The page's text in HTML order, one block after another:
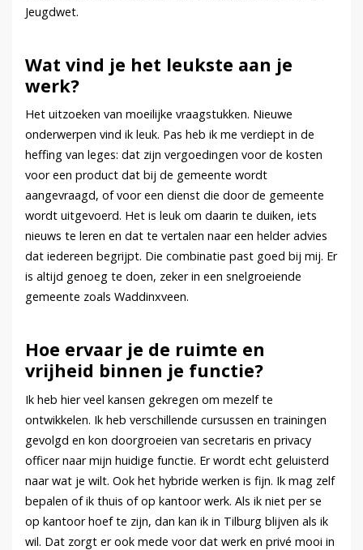
Jeugdwet.
Wat vind je het leukste aan je
werk?
Het uitzoeken van moeilijke vraagstukken. Nieuwe
onderwerpen vind ik leuk. Pas heb ik me verdiept in de
heffing van leges: dat zijn vergoedingen voor de kosten
voor een product dat bij de gemeente wordt
aangevraagd, of voor een dienst die door de gemeente
wordt uitgevoerd. Het is leuk om daarin te duiken, iets
nieuws te leren en dat te vertalen naar een helder advies
dat iedereen begrijpt. Die combinatie past goed bij mij. Er
is altijd genoeg te doen, zeker in een snelgroeiende
gemeente zoals Waddinxveen.
Hoe ervaar je de ruimte en
vrijheid binnen je functie?
Ik heb hier veel kansen gekregen om mezelf te
ontwikkelen. Ik heb verschillende cursussen en trainingen
gevolgd en kon doorgroeien van secretaris en privacy
officer naar mijn huidige functie. Er wordt echt geluisterd
naar wat je wilt. Ook het hybride werken is fijn. Ik mag zelf
bepalen of ik thuis of op kantoor werk. Als ik niet per se
op kantoor hoef te zijn, dan kan ik in Tilburg blijven als ik
wil. Dat zorgt er ook mede voor dat werk en privé mooi in